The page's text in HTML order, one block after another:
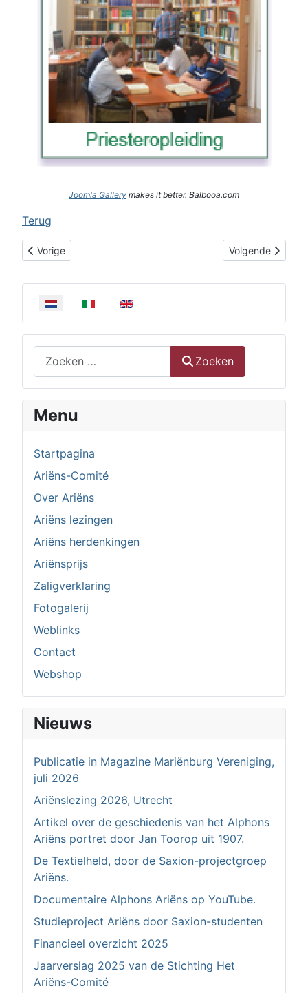
Selecteer de taal
Zoeken
Menu
Startpagina
Ariëns-Comité
Over Ariëns
Ariëns lezingen
Ariëns herdenkingen
Ariënsprijs
Zaligverklaring
Fotogalerij
Weblinks
Contact
Webshop
Nieuws
Publicatie in Magazine Mariënburg Vereniging,
juli 2026
Ariënslezing 2026, Utrecht
Artikel over de geschiedenis van het Alphons
Ariëns portret door Jan Toorop uit 1907.
De Textielheld, door de Saxion-projectgroep
Ariëns.
Documentaire Alphons Ariëns op YouTube.
Studieproject Ariëns door Saxion-studenten
Financieel overzicht 2025
Jaarverslag 2025 van de Stichting Het
Ariëns-Comité
Joomla Gallery makes it better. Balbooa.com
Terug
Vorig artikel: Foto's opening expositie Haaksbergen
Vorige Volgende artikel:
Volgende